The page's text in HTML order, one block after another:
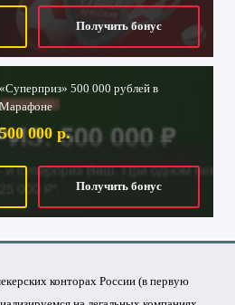
Получить бонус
«Суперприз» 500 000 рублей в
Марафоне
500 000 р.
Получить бонус
конторах России (в первую